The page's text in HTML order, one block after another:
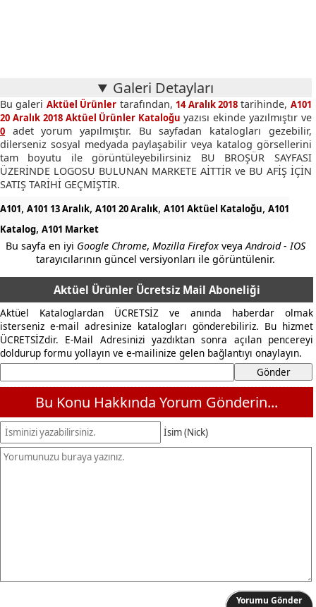
Galeri Detayları
Bu galeri Aktüel Ürünler tarafından, 14 Aralık 2018tarihinde, A101
20 Aralık 2018 Aktüel Ürünler Kataloğuyazısı ekinde yazılmıştır ve
0 adet yorum yapılmıştır. Bu sayfadan katalogları gezebilir,
dilerseniz sosyal medyada paylaşabilir veya katalog görsellerini
tam boyutu ile görüntüleyebilirsiniz BU BROŞÜR SAYFASI
ÜZERİNDE LOGOSU BULUNAN MARKETE AİTTİR ve BU AFİŞ İÇİN
SATIŞ TARİHİ GEÇMİŞTİR.
A101, A101 13 Aralık, A101 20 Aralık, A101 Aktüel Kataloğu, A101
Katalog, A101 Market
Bu sayfa en iyi Google Chrome,Mozilla Firefox veyaAndroid - IOS
tarayıcılarının güncel versiyonları ile görüntülenir.
Aktüel Ürünler Ücretsiz Mail Aboneliği
Aktüel Kataloglardan ÜCRETSİZ ve anında haberdar olmak
isterseniz e-mail adresinize katalogları gönderebiliriz. Bu hizmet
ÜCRETSİZdir. E-Mail Adresinizi yazdıktan sonra açılan pencereyi
doldurup formu yollayın ve e-mailinize gelen bağlantıyı onaylayın.
Bu Konu Hakkında Yorum Gönderin...
İsim (Nick)
Yorumu Gönder